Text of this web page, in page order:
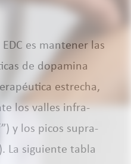
es mantener las
de dopamina
estrecha,
los valles infra-
y los picos supra-
La siguiente tabla